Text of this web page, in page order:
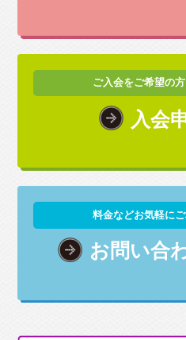
ご入会をご希望の
入会
料金などお気軽にご
お問い合